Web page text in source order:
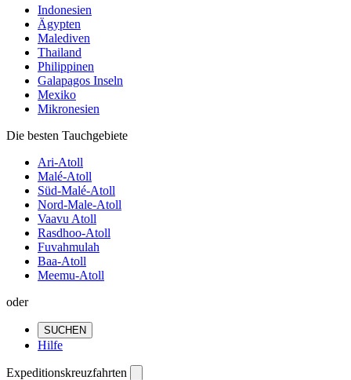
Indonesien
Ägypten
Malediven
Thailand
Philippinen
Galapagos Inseln
Mexiko
Mikronesien
Die besten Tauchgebiete
Ari-Atoll
Malé-Atoll
Süd-Malé-Atoll
Nord-Male-Atoll
Vaavu Atoll
Rasdhoo-Atoll
Fuvahmulah
Baa-Atoll
Meemu-Atoll
oder
SUCHEN
Hilfe
Expeditionskreuzfahrten